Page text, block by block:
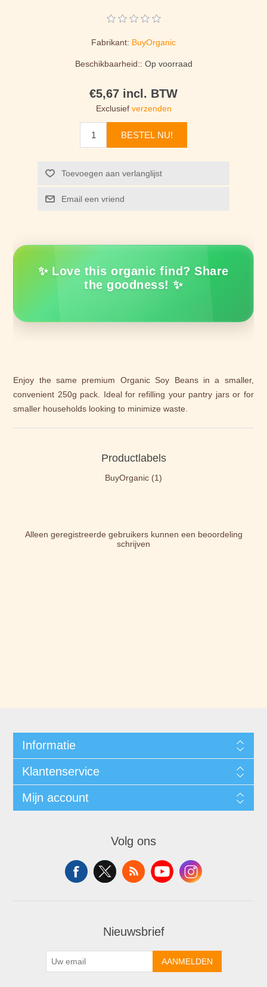
Fabrikant: BuyOrganic
Beschikbaarheid:: Op voorraad
€5,67 incl. BTW
Exclusief verzenden
BESTEL NU!
Toevoegen aan verlanglijst
Email een vriend
✨ Love this organic find? Share
the goodness! ✨
Enjoy the same premium Organic Soy Beans in a smaller,
convenient 250g pack. Ideal for refilling your pantry jars or for
smaller households looking to minimize waste.
Productlabels
BuyOrganic (1)
Alleen geregistreerde gebruikers kunnen een beoordeling
schrijven
Informatie
Klantenservice
Mijn account
Volg ons
Nieuwsbrief
AANMELDEN